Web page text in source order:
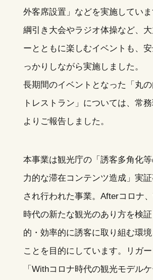
外客席設置」などを実施していま
綱引き大会やラジオ体操など、
ーとともに楽しむイベントも、
っかりしながら実施しました。
長期間のイベントとなった「丸
トレストラン」については、常
よりご報告しました。
本事業は観光庁の「誘客多角化
力的な滞在コンテンツ造成」実
され行われた事業。Afterコロナ
時代の新たな観光のあり方を検
的・効率的に誘客に取り組む環
ことを目的にしています。リガ
「Withコロナ時代の観光モデルケ